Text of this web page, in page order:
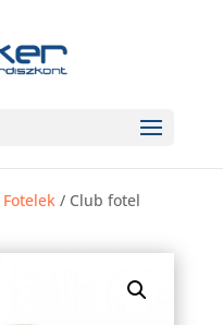
Fotelek/ Club fotel